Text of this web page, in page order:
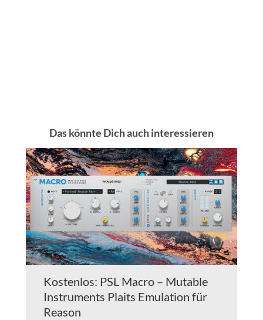
Das könnte Dich auch interessieren
Kostenlos: PSL Macro – Mutable
Instruments Plaits Emulation für
Reason